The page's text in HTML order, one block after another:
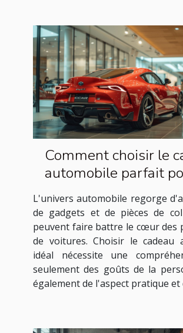
Comment choisir le
automobile parfait
passionnés de
L'univers automobile regorge
de gadgets et de pièces de
peuvent faire battre le cœur des
de voitures. Choisir le cadeau
idéal nécessite une
seulement des goûts de la
également de l'aspect pratique et